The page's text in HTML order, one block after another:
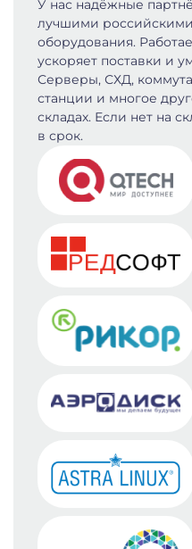
У нас надёжные
лучшими
оборудования.
ускоряет поставки и
Серверы, СХД,
станции и многое
складах. Если нет на
в срок.